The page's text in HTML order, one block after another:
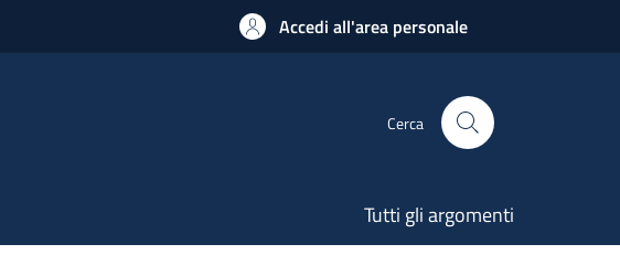
Accedi all'area personale
Cerca
Tutti gli argomenti